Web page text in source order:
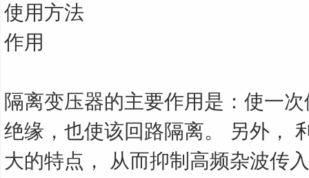
使用方法
作用
隔离变压器的主要作用是：使一
绝缘，也使该回路隔离。 另外，
大的特点， 从而抑制高频杂波传